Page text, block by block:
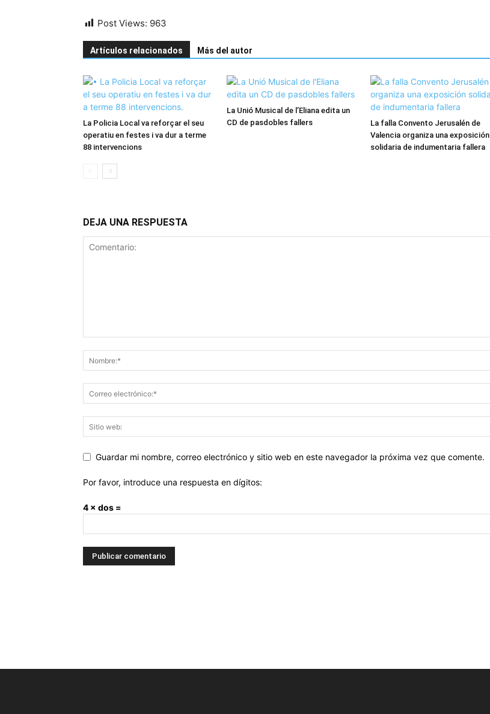
Post Views: 963
Artículos relacionados Más del autor
La Policia Local va reforçar el seu
operatiu en festes i va dur a terme
88 intervencions
La Unió Musical de l’Eliana edita un
CD de pasdobles fallers
La falla Convento Jerusalén de
Valencia organiza una exposición
solidaria de indumentaria fallera
DEJA UNA RESPUESTA
Guardar mi nombre, correo electrónico y sitio web en este navegador la próxima vez que comente.
Por favor, introduce una respuesta en dígitos:
4 × dos =